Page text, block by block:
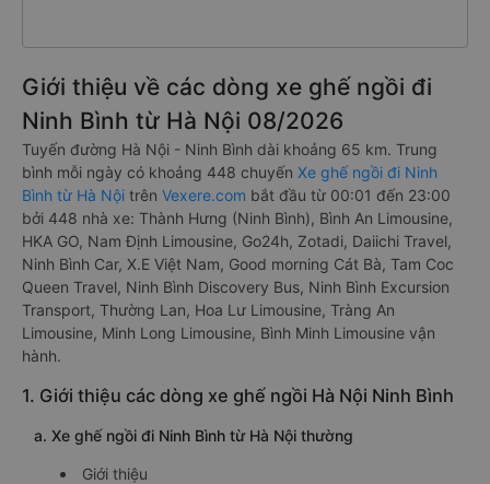
Giới thiệu về các dòng xe ghế ngồi đi
Ninh Bình từ Hà Nội 08/2026
Tuyến đường Hà Nội - Ninh Bình dài khoảng 65 km. Trung
bình mỗi ngày có khoảng 448 chuyến Xe ghế ngồi đi Ninh
Bình từ Hà Nội trên Vexere.com bắt đầu từ 00:01 đến 23:00
bởi 448 nhà xe: Thành Hưng (Ninh Bình), Bình An Limousine,
HKA GO, Nam Định Limousine, Go24h, Zotadi, Daiichi Travel,
Ninh Bình Car, X.E Việt Nam, Good morning Cát Bà, Tam Coc
Queen Travel, Ninh Bình Discovery Bus, Ninh Bình Excursion
Transport, Thường Lan, Hoa Lư Limousine, Tràng An
Limousine, Minh Long Limousine, Bình Minh Limousine vận
hành.
1. Giới thiệu các dòng xe ghế ngồi Hà Nội Ninh Bình
a. Xe ghế ngồi đi Ninh Bình từ Hà Nội thường
Giới thiệu